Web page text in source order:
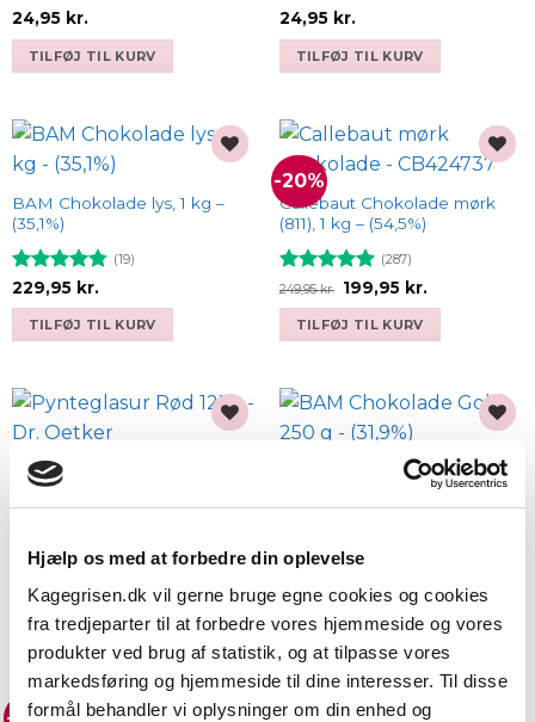
Hjælp os med at forbedre din oplevelse
Kagegrisen.dk vil gerne bruge egne cookies og cookies
fra tredjeparter til at forbedre vores hjemmeside og vores
produkter ved brug af statistik, og at tilpasse vores
markedsføring og hjemmeside til dine interesser. Til disse
formål behandler vi oplysninger om din enhed og
Vurderet
4.93ud af
24,95 kr.
TILFØJ TIL KURV
Vurderet5
ud af 5
24,95 kr.
TILFØJ TIL KURV
wishlist
BAM Chokolade lys, 1 kg –
(35,1%)
Vurderet
4.79ud af
(19)
229,95 kr.
TILFØJ TIL KURV
-20%
wishlist
Callebaut Chokolade mørk
(811), 1 kg – (54,5%)
Vurderet
4.93ud af
(287)
249,95kr.
Den
oprindelige
pris
var:
249,95 kr..
199,95 kr.Den
199,95 kr..
TILFØJ TIL KURV
Pynteglasur Rød 125g – Dr.
Oetker
Vurderet
ud af
22,95kr.
TILFØJ TIL KURV
wishlist
BAM Chokolade Gold 250 g –
Vurderet
4.83
5
89,95kr.
TILFØJ TIL KURV
Add to